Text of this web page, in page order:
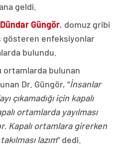
geldi.
Dündar Güngör, domuz gribi
gösteren enfeksiyonlar
bulundu.
ortamlarda bulunan
Dr. Güngör, “İnsanlar
çıkamadığı için kapalı
ortamlarda yayılması
Kapalı ortamlara girerken
lazım” dedi.